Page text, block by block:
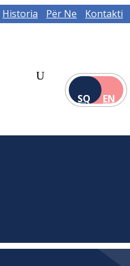
Historia Për Ne Kontakti
SQ
EN